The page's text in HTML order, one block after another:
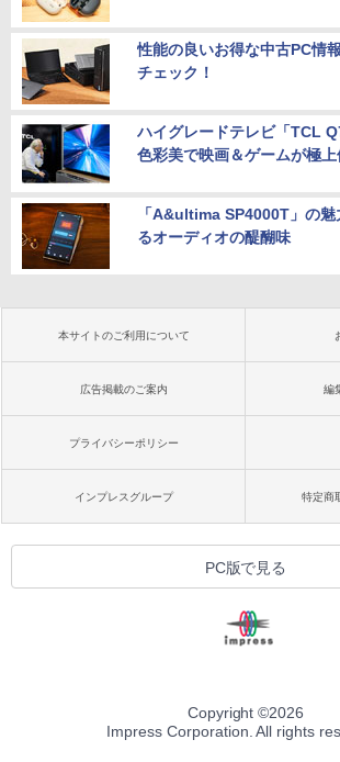
性能の良いお得な中古PC情
チェック！
ハイグレードテレビ「TCL
色彩美で映画＆ゲームが極上
「A&ultima SP4000T」の
るオーディオの醍醐味
本サイトのご利用について
広告掲載のご案内 編
プライバシーポリシー
インプレスグループ 特定商
PC版で見る
Copyright ©2026
Impress Corporation. All rights